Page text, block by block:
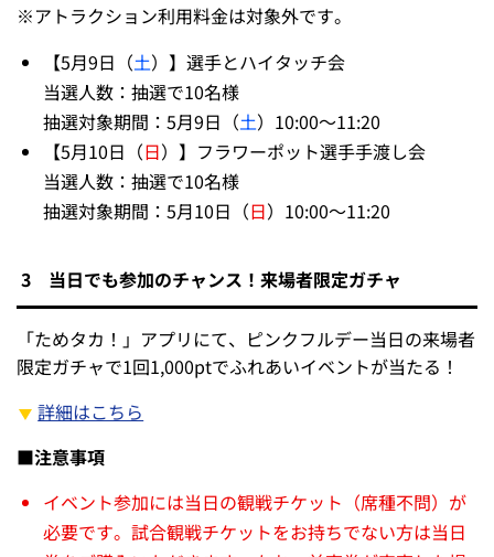
※アトラクション利用料金は対象外です。
【5月9日（土）】選手とハイタッチ会
当選人数：抽選で10名様
抽選対象期間：5月9日（土）10:00～11:20
【5月10日（日）】フラワーポット選手手渡し会
当選人数：抽選で10名様
抽選対象期間：5月10日（日）10:00～11:20
3 当日でも参加のチャンス！来場者限定ガチャ
「ためタカ！」アプリにて、ピンクフルデー当日の来場者
限定ガチャで1回1,000ptでふれあいイベントが当たる！
詳細はこちら
■注意事項
イベント参加には当日の観戦チケット（席種不問）が
必要です。試合観戦チケットをお持ちでない方は当日